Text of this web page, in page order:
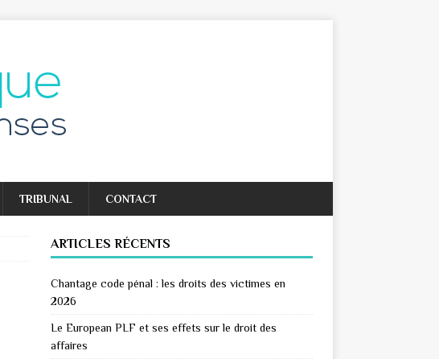
TRIBUNAL CONTACT
ARTICLES RÉCENTS
Chantage code pénal : les droits des victimes en
2026
Le European PLF et ses effets sur le droit des
affaires